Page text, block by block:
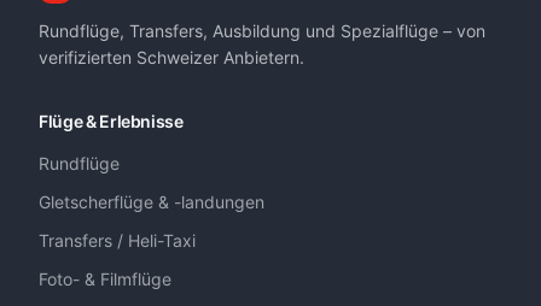
Rundflüge, Transfers, Ausbildung und Spezialflüge – von
verifizierten Schweizer Anbietern.
Flüge & Erlebnisse
Rundflüge
Gletscherflüge & -landungen
Transfers / Heli-Taxi
Foto- & Filmflüge